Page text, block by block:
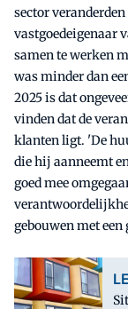
sector
vastgoedeigenaar
samen te werken
was minder dan
2025 is dat
vinden dat de
klanten ligt. 'De
die hij aanneemt
goed mee
gebouwen met een